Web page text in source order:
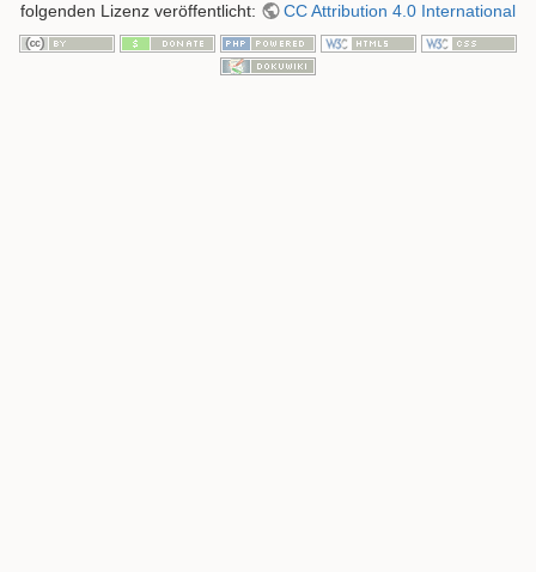
folgenden Lizenz veröffentlicht:
CC Attribution 4.0 International